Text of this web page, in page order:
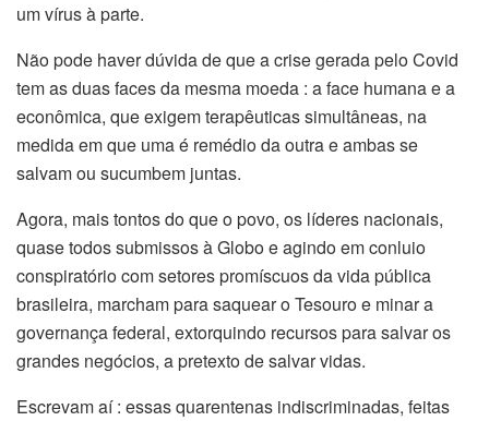
um vírus à parte.
Não pode haver dúvida de que a crise gerada pelo Covid
tem as duas faces da mesma moeda : a face humana e a
econômica, que exigem terapêuticas simultâneas, na
medida em que uma é remédio da outra e ambas se
salvam ou sucumbem juntas.
Agora, mais tontos do que o povo, os líderes nacionais,
quase todos submissos à Globo e agindo em conluio
conspiratório com setores promíscuos da vida pública
brasileira, marcham para saquear o Tesouro e minar a
governança federal, extorquindo recursos para salvar os
grandes negócios, a pretexto de salvar vidas.
Escrevam aí : essas quarentenas indiscriminadas, feitas